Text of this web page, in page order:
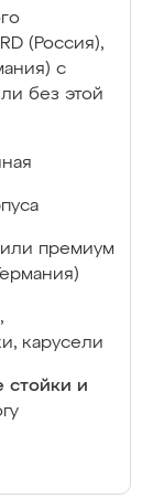
(Россия),
с
без этой
или премиум
карусели
стойки и